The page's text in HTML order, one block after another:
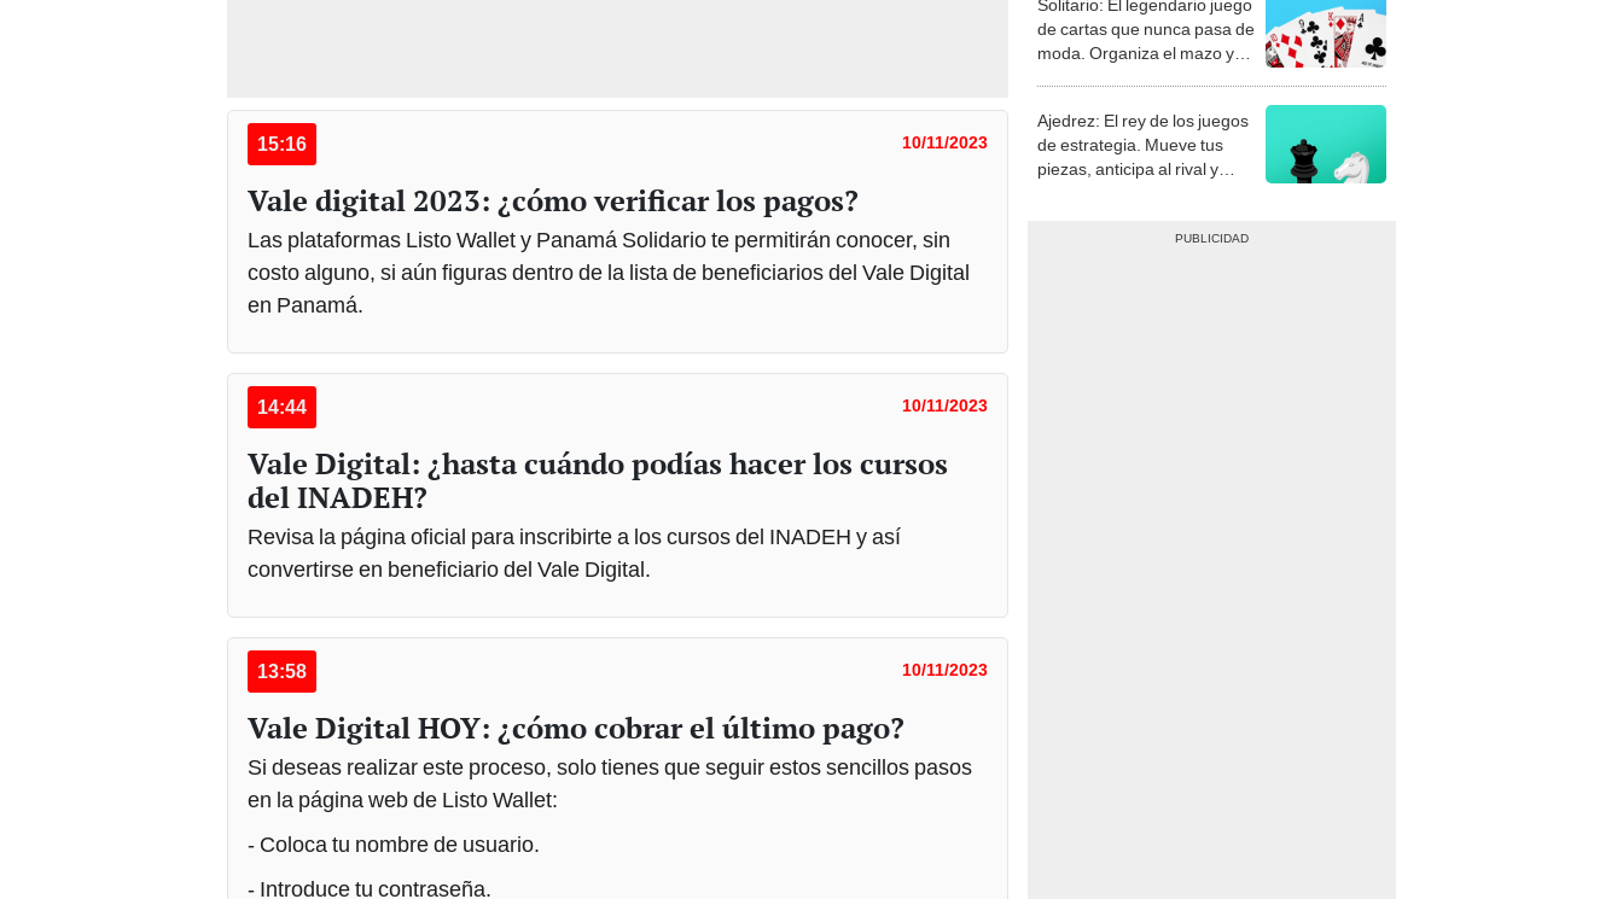
15:16 10/11/2023
Vale digital 2023: ¿cómo verificar los pagos?
Las plataformas Listo Wallet y Panamá Solidario te permitirán conocer, sin
costo alguno, si aún figuras dentro de la lista de beneficiarios del Vale Digital
en Panamá.
14:44 10/11/2023
Vale Digital: ¿hasta cuándo podías hacer los cursos
del INADEH?
Revisa la página oficial para inscribirte a los cursos del INADEH y así
convertirse en beneficiario del Vale Digital.
13:58 10/11/2023
Vale Digital HOY: ¿cómo cobrar el último pago?
Si deseas realizar este proceso, solo tienes que seguir estos sencillos pasos
en la página web de Listo Wallet:
- Coloca tu nombre de usuario.
- Introduce tu contraseña.
moda. Organiza el mazo y
demuestra tu habilidad.
Ajedrez: El rey de los juegos
de estrategia. Mueve tus
piezas, anticipa al rival y
consigue el jaque mate.